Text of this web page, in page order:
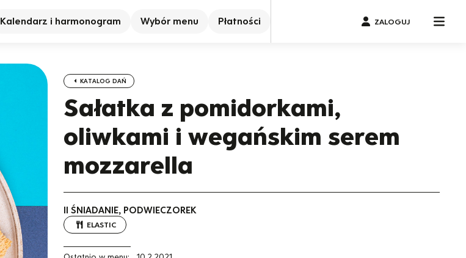
Kalendarz i harmonogram Wybór menu Płatności ZALOGUJ
KATALOG DAŃ
Sałatka z pomidorkami,
oliwkami i wegańskim serem
mozzarella
II ŚNIADANIE, PODWIECZOREK
ELASTIC